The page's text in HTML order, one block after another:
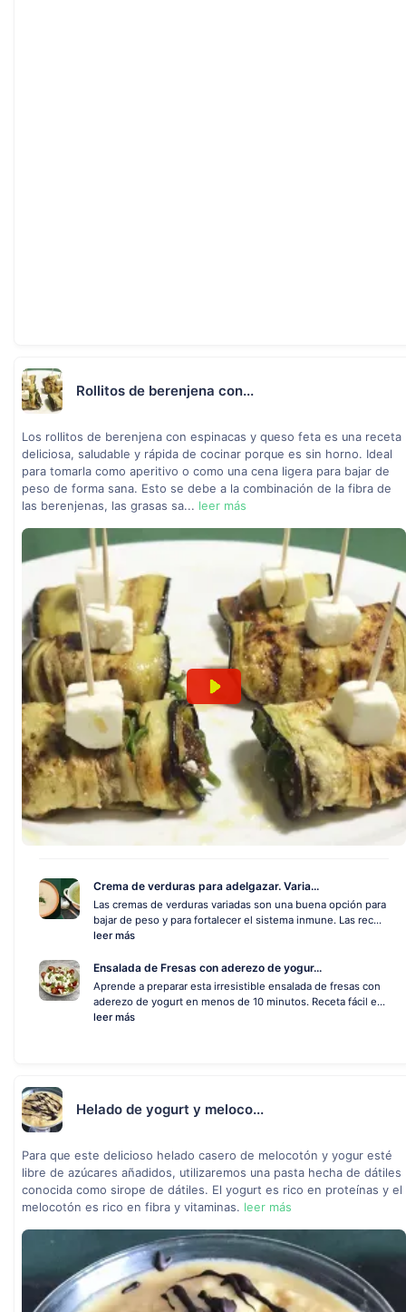
Rollitos de berenjena con...
Los rollitos de berenjena con espinacas y queso feta es una receta
deliciosa, saludable y rápida de cocinar porque es sin horno. Ideal
para tomarla como aperitivo o como una cena ligera para bajar de
peso de forma sana. Esto se debe a la combinación de la fibra de
las berenjenas, las grasas sa... leer más
Crema de verduras para adelgazar. Varia...
Las cremas de verduras variadas son una buena opción para
bajar de peso y para fortalecer el sistema inmune. Las rec...
leer más
Ensalada de Fresas con aderezo de yogur...
Aprende a preparar esta irresistible ensalada de fresas con
aderezo de yogurt en menos de 10 minutos. Receta fácil e...
leer más
Helado de yogurt y meloco...
Para que este delicioso helado casero de melocotón y yogur esté
libre de azúcares añadidos, utilizaremos una pasta hecha de dátiles
conocida como sirope de dátiles. El yogurt es rico en proteínas y el
melocotón es rico en fibra y vitaminas. leer más